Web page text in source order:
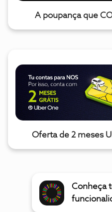
A poupança que
Oferta de 2 meses
Conheça